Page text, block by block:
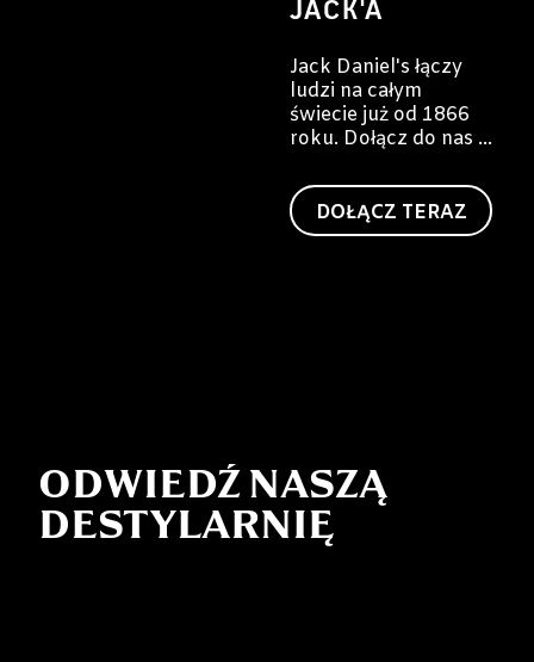
JACK'A
Jack Daniel's łączy
ludzi na całym
świecie już od 1866
roku. Dołącz do nas i
historii.
DOŁĄCZ TERAZ
ODWIEDŹ NASZĄ
DESTYLARNIĘ